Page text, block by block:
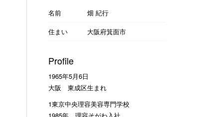
名前
畑 紀行
住まい
大阪府箕面市
Profile
1965年5月6日
大阪 東成区生まれ
1東京中央理容美容専門学校
1985年 理容そがわ入社